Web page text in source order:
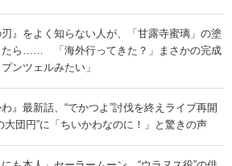
刃』をよく知らない人が、「甘露寺蜜璃」の塗
たら…… 「海外行ってきた？」まさかの完成
ンツェルみたい」
わ』最新話、“でかつよ”討伐を終えライブ再開
大団円”に「ちいかわなのに！」と驚きの声